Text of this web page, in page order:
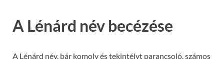
A Lénárd név becézése
A Lénárd név, bár komoly és tekintélyt parancsoló, számos